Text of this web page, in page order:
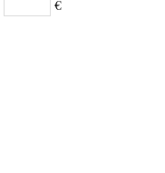
€